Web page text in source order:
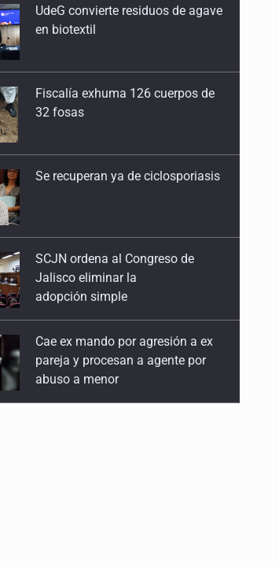
Fiscalía exhuma 126 cuerpos de
32 fosas
Se recuperan ya de ciclosporiasis
SCJN ordena al Congreso de
Cae ex mando por agresión a ex
pareja y procesan a agente por
abuso a menor
Jalisco mantiene la búsqueda de
21 adolescentes desaparecidos
durante julio